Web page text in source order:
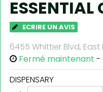
ESSENTIAL
ECRIRE UN AVIS
6455 Whittier Blvd,
Fermé maintenant -
DISPENSARY